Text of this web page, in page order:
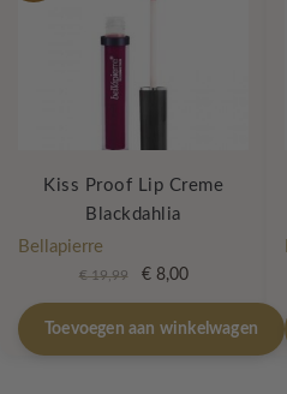
Kiss Proof Lip Creme
Blackdahlia
Bellapierre
€19,99
Oorspronkelijke
prijs
was:
€ 19,99.
€8,00Huidige
prijs
is:
€ 8,00.
Toevoegen aan winkelwagen